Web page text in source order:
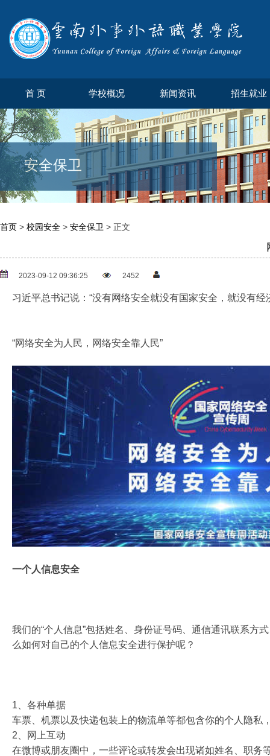
首 页 学校概况 新闻资讯 招生就业
安全保卫
首页 > 校园安全 > 安全保卫 > 正文
2023-09-12 09:36:25 2452
习近平总书记说：“没有网络安全就没有国家安全，就没有
“网络安全为人民，网络安全靠人民”
一个人信息安全
我们的“个人信息”包括姓名、身份证号码、通信通讯联系方
么如何对自己的个人信息安全进行保护呢？
1、各种单据
车票、机票以及快递包装上的物流单等都包含你的个人隐私
2、网上互动
在微博或朋友圈中，一些评论或转发会出现诸如姓名、职务